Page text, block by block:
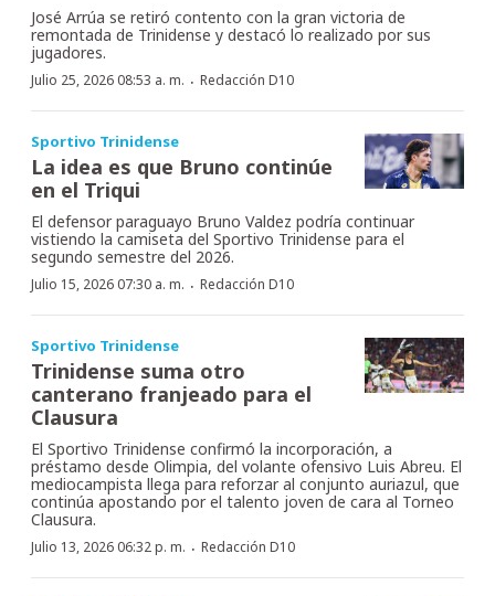
José Arrúa se retiró contento con la gran victoria de
remontada de Trinidense y destacó lo realizado por sus
jugadores.
Julio 25, 2026 08:53 a. m. · Redacción D10
Sportivo Trinidense
La idea es que Bruno continúe
en el Triqui
El defensor paraguayo Bruno Valdez podría continuar
vistiendo la camiseta del Sportivo Trinidense para el
segundo semestre del 2026.
Julio 15, 2026 07:30 a. m. · Redacción D10
Sportivo Trinidense
Trinidense suma otro
canterano franjeado para el
Clausura
El Sportivo Trinidense confirmó la incorporación, a
préstamo desde Olimpia, del volante ofensivo Luis Abreu. El
mediocampista llega para reforzar al conjunto auriazul, que
continúa apostando por el talento joven de cara al Torneo
Clausura.
Julio 13, 2026 06:32 p. m. · Redacción D10